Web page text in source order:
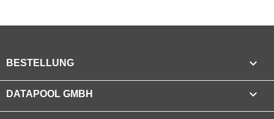
BESTELLUNG 
DATAPOOL GMBH 